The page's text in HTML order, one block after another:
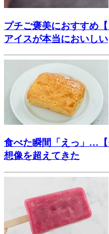
プチご褒美におすすめ
アイスが本当においしい
食べた瞬間「えっ」…
想像を超えてきた